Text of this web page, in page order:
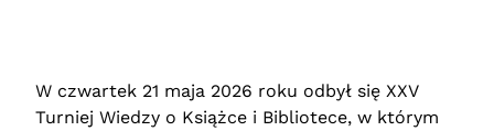
W czwartek 21 maja 2026 roku odbył się XXV
Turniej Wiedzy o Książce i Bibliotece, w którym